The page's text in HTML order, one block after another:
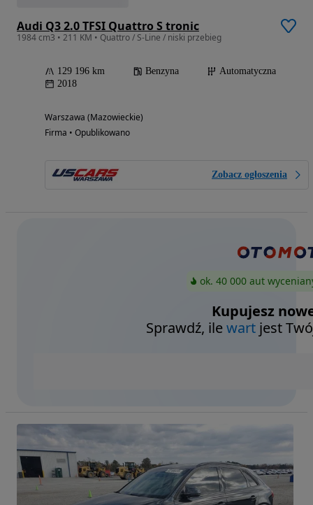
Audi Q3 2.0 TFSI Quattro S tronic
1984 cm3 • 211 KM • Quattro / S-Line / niski przebieg
129 196 km Benzyna
Automatyczna
2018
Warszawa (Mazowieckie)
Firma • Opublikowano
Zobacz ogłoszenia
ok. 40 000 aut
Kupujesz
Sprawdź, ilewart jest